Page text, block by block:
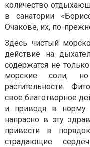
количество
в санатории
Очакове, их, по-
Здесь чистый
действие на
содержатся не
морские соли,
растительности.
свое благотворное
и приводя в норму
напрасно в эту
привести в
страдающие